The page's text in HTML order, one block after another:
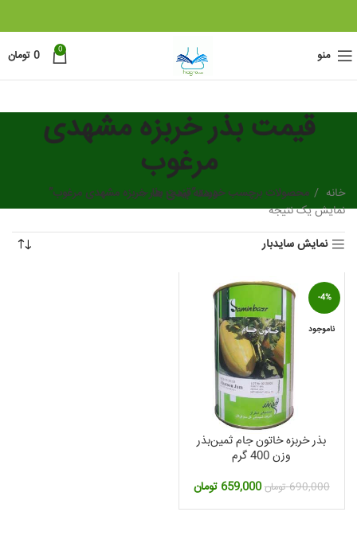
منو 0
0 تومان
قیمت بذر خربزه مشهدی
مرغوب
دسته بندی ها خانه
محصولات برچسب خورده “قیمت بذر خربزه مشهدی مرغوب”
نمایش یک نتیجه
نمایش سایدبار
-4%
ناموجود
بذر خربزه خاتون جام ثمین‌بذر
وزن 400 گرم
690,000 تومانقیمت
659,000 تومانقیمت